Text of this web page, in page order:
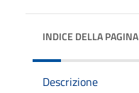
INDICE DELLA PAGINA
Descrizione